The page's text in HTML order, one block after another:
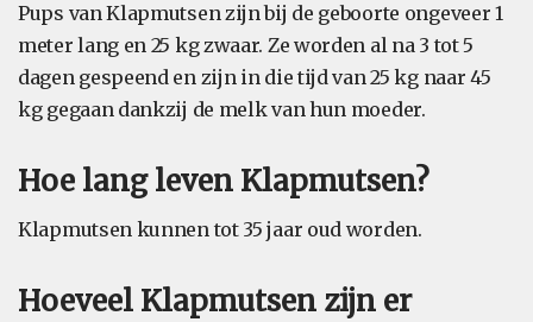
Pups van Klapmutsen zijn bij de geboorte ongeveer 1
meter lang en 25 kg zwaar. Ze worden al na 3 tot 5
dagen gespeend en zijn in die tijd van 25 kg naar 45
kg gegaan dankzij de melk van hun moeder.
Hoe lang leven Klapmutsen?
Klapmutsen kunnen tot 35 jaar oud worden.
Hoeveel Klapmutsen zijn er